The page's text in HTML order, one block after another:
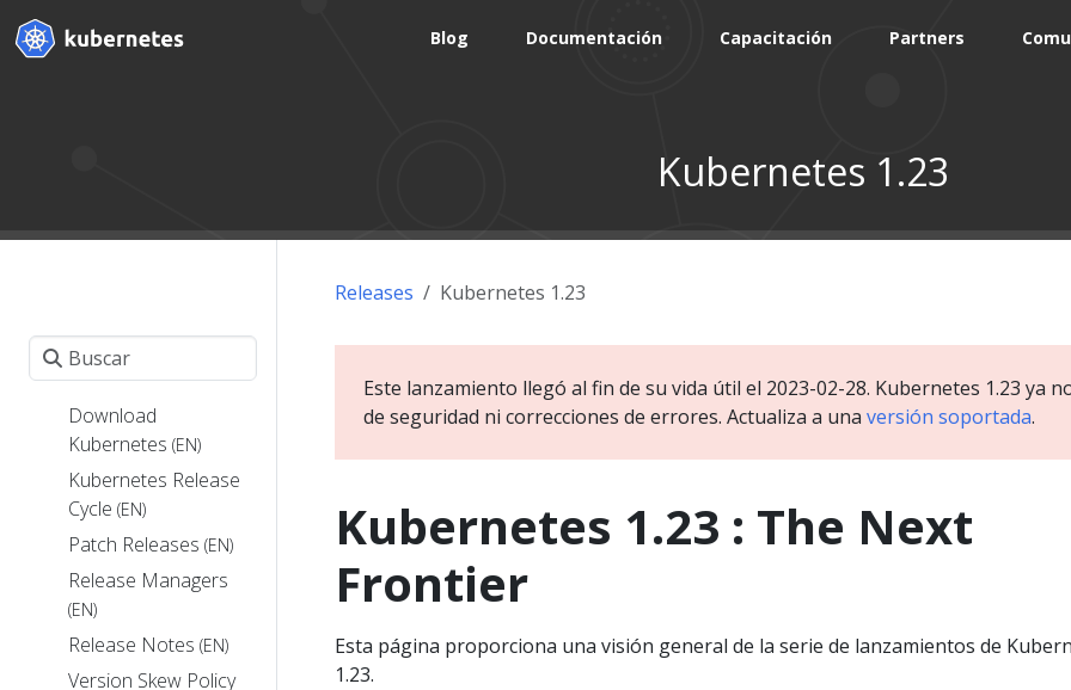
Blog Documentación Capacitación Partners
Kubernetes 1.23
Download
Kubernetes (EN)
Kubernetes Release
Cycle (EN)
Patch Releases (EN)
Release Managers
(EN)
Release Notes (EN)
Version Skew Policy
Releases Kubernetes 1.23
Este lanzamiento llegó al fin de su vida útil el 2023-02-28. Kubernetes 1.23 ya
de seguridad ni correcciones de errores. Actualiza a una versión soportada.
Kubernetes 1.23 : The Next
Frontier
Esta página proporciona una visión general de la serie de lanzamientos de
1.23.